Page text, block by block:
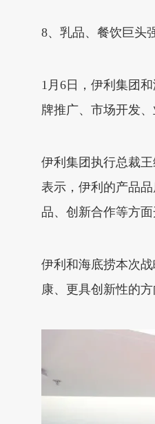
8、乳品、餐饮巨头
1月6日，伊利集团
牌推广、市场开发
伊利集团执行总裁
表示，伊利的产品
品、创新合作等方面
伊利和海底捞本次
康、更具创新性的方